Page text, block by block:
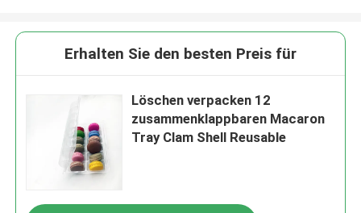
Erhalten Sie den besten Preis für
Löschen verpacken 12
zusammenklappbaren Macaron
Tray Clam Shell Reusable